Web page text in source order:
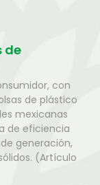
de
con
de plástico
mexicanas
de eficiencia
generación,
(Artículo